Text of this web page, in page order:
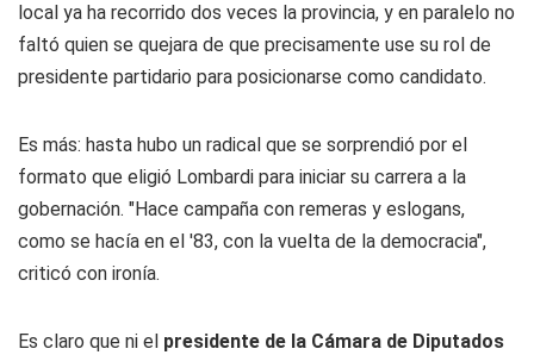
local ya ha recorrido dos veces la provincia, y en paralelo no
faltó quien se quejara de que precisamente use su rol de
presidente partidario para posicionarse como candidato.
Es más: hasta hubo un radical que se sorprendió por el
formato que eligió Lombardi para iniciar su carrera a la
gobernación. "Hace campaña con remeras y eslogans,
como se hacía en el '83, con la vuelta de la democracia",
criticó con ironía.
Es claro que ni el presidente de la Cámara de Diputados